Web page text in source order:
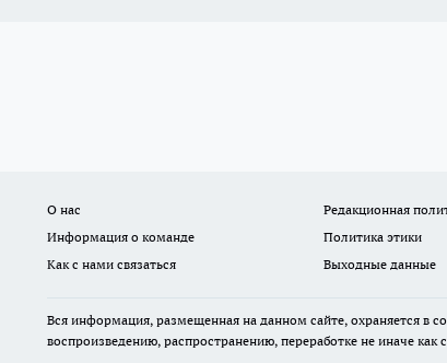
О нас Редакционная
Информация о команде
Политика этики
Как с нами связаться
Выходные данные
Вся информация, размещенная на данном сайте, охраняется в
воспроизведению, распространению, переработке не иначе